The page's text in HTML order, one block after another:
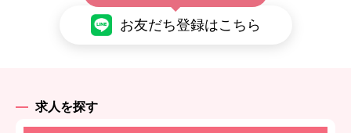
お友だち登録はこちら
求人を探す